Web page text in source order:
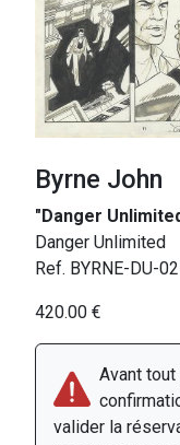
Byrne John
"Danger
Danger Unlimited
Ref. BYRNE-DU-
420.00 €
Avant
valider la